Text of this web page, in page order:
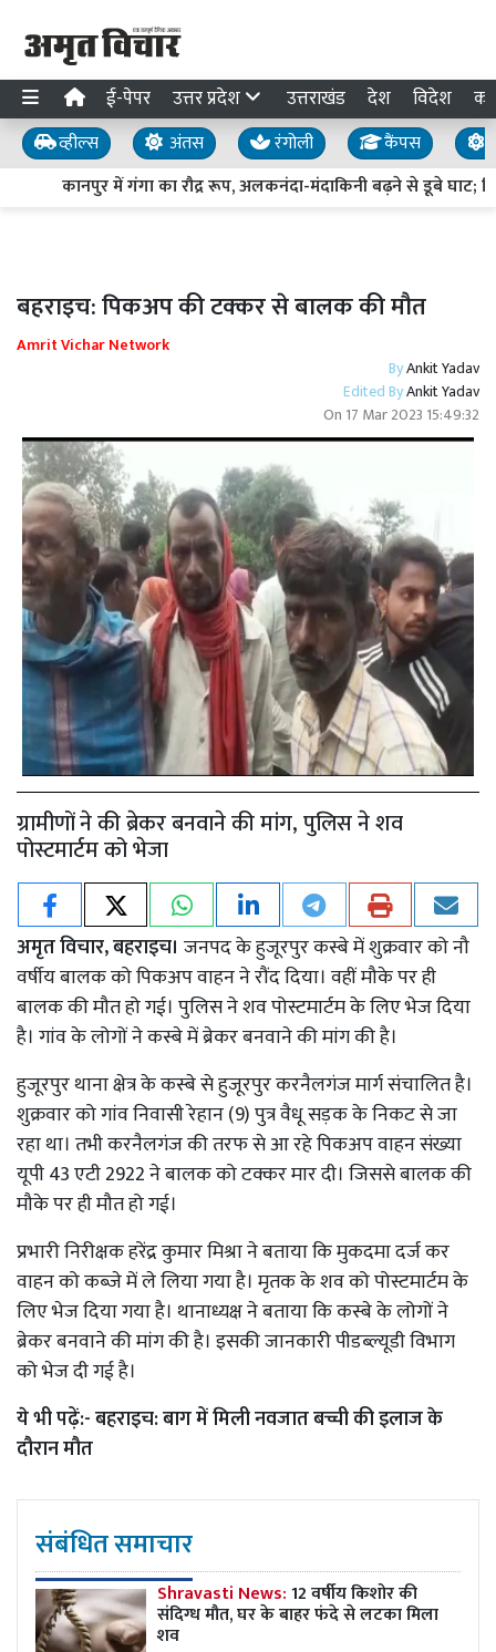
ई-पेपर उत्तर प्रदेश उत्तराखंड देश विदेश
व्हील्स अंतस रंगोली कैंपस
कानपुर में गंगा का रौद्र रूप, अलकनंदा-मंदाकिनी बढ़ने से डूबे घाट;
बहराइच: पिकअप की टक्कर से बालक की मौत
Amrit Vichar Network
ByAnkit Yadav
Edited ByAnkit Yadav
On 17 Mar 2023 15:49:32
ग्रामीणों ने की ब्रेकर बनवाने की मांग, पुलिस ने शव
पोस्टमार्टम को भेजा
अमृत विचार, बहराइच। जनपद के हुजूरपुर कस्बे में शुक्रवार को नौ
वर्षीय बालक को पिकअप वाहन ने रौंद दिया। वहीं मौके पर ही
बालक की मौत हो गई। पुलिस ने शव पोस्टमार्टम के लिए भेज दिया
है। गांव के लोगों ने कस्बे में ब्रेकर बनवाने की मांग की है।
हुजूरपुर थाना क्षेत्र के कस्बे से हुजूरपुर करनैलगंज मार्ग संचालित है।
शुक्रवार को गांव निवासी रेहान (9) पुत्र वैधू सड़क के निकट से जा
रहा था। तभी करनैलगंज की तरफ से आ रहे पिकअप वाहन संख्या
यूपी 43 एटी 2922 ने बालक को टक्कर मार दी। जिससे बालक की
मौके पर ही मौत हो गई।
प्रभारी निरीक्षक हरेंद्र कुमार मिश्रा ने बताया कि मुकदमा दर्ज कर
वाहन को कब्जे में ले लिया गया है। मृतक के शव को पोस्टमार्टम के
लिए भेज दिया गया है। थानाध्यक्ष ने बताया कि कस्बे के लोगों ने
ब्रेकर बनवाने की मांग की है। इसकी जानकारी पीडब्ल्यूडी विभाग
को भेज दी गई है।
ये भी पढ़ें:-बहराइच: बाग में मिली नवजात बच्ची की इलाज के
दौरान मौत
संबंधित समाचार
Shravasti News:12 वर्षीय किशोर की
संदिग्ध मौत, घर के बाहर फंदे से लटका मिला
शव